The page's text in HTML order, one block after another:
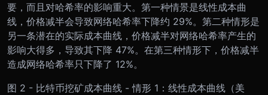
要，而且对哈希率的影响重大。第一种情景是线性成本曲
线，价格减半会导致网络哈希率下降约 29%。第二种情形是
另一条潜在的实际成本曲线，价格减半对网络哈希率产生的
影响大得多，导致其下降 47%。在第三种情形下，价格减半
造成网络哈希率只下降了 12%。
图 2 - 比特币挖矿成本曲线 - 情形 1：线性成本曲线（美